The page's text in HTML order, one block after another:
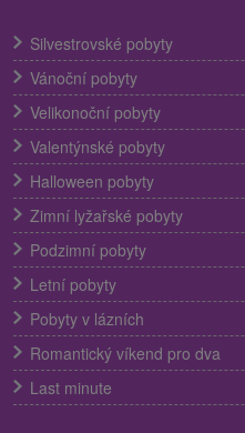
Silvestrovské pobyty
Vánoční pobyty
Velikonoční pobyty
Valentýnské pobyty
Halloween pobyty
Zimní lyžařské pobyty
Podzimní pobyty
Letní pobyty
Pobyty v lázních
Romantický víkend pro dva
Last minute